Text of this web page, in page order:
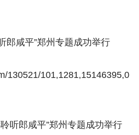
郎咸平”郑州专题成功举行
130521/101,1281,15146395,0
听郎咸平”郑州专题成功举行